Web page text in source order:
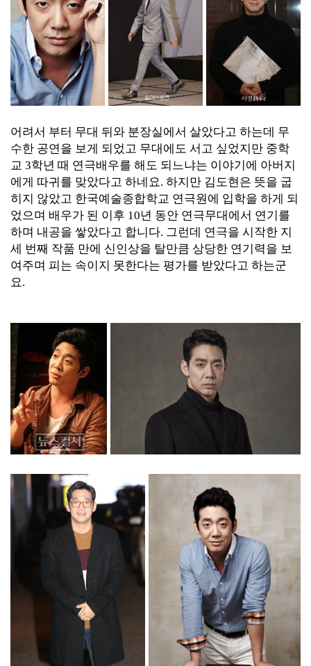
어려서 부터 무대 뒤와 분장실에서 살았다고 하는데 무
수한 공연을 보게 되었고 무대에도 서고 싶었지만 중학
교 3학년 때 연극배우를 해도 되느냐는 이야기에 아버지
에게 따귀를 맞았다고 하네요. 하지만 김도현은 뜻을 굽
히지 않았고 한국예술종합학교 연극원에 입학을 하게 되
었으며 배우가 된 이후 10년 동안 연극무대에서 연기를
하며 내공을 쌓았다고 합니다. 그런데 연극을 시작한 지
세 번째 작품 만에 신인상을 탈만큼 상당한 연기력을 보
여주며 피는 속이지 못한다는 평가를 받았다고 하는군
요.